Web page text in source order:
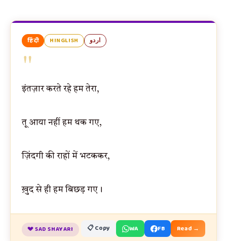
हिंदी HINGLISH اردو
"
इंतज़ार करते रहे हम तेरा,
तू आया नहीं हम थक गए,
ज़िंदगी की राहों में भटककर,
ख़ुद से ही हम बिछड़ गए।
💔 SAD SHAYARI 📋 Copy WA FB Read →